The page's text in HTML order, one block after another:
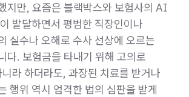
지만, 요즘은 블랙박스와 보험사의 AI
발달하면서 평범한 직장인이나
실수나 오해로 수사 선상에 오르는
다. 보험금을 타내기 위해 고의로
라 하더라도, 과장된 치료를 받거나
행위 역시 엄격한 법의 심판을 받게